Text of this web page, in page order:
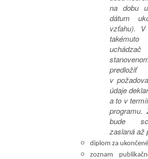
na dobu
dátum
vzťahu). V
v
údaje
a to v
programu.
bude
zaslaná až
diplom za
zoznam